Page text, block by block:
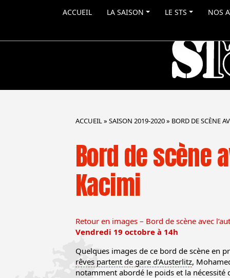
ACCUEIL LA SAISON LE STS NOS
ACCUEIL» SAISON 2019-2020» BORD DE SCÈNE
Bord de scène
Kacimi
Retour en images – Bord de scène avec
Vendredi 19 octobre à 14h
Quelques images de ce bord de scène en
rêves partent de gare d’Austerlitz,
notamment abordé le poids et la